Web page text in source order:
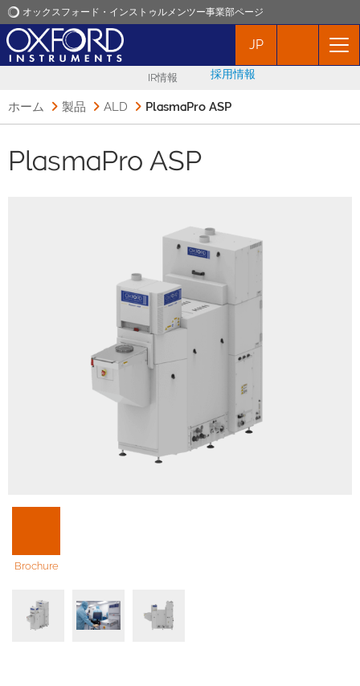
オックスフォード・インストゥルメンツー事業部ページ
オックスフォード・インストゥルメンツ
イベント
お問い合わせ
JP
IR情報 採用情報
ホーム 製品 ALD PlasmaPro ASP
PlasmaPro ASP
Brochure